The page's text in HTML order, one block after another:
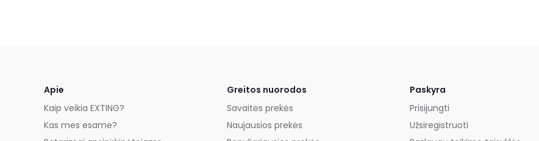
Apie
Kaip veikia EXTING?
Kas mes esame?
Greitos nuorodos
Savaitės prekės
Naujausios prekės
Paskyra
Prisijungti
Užsiregistruoti